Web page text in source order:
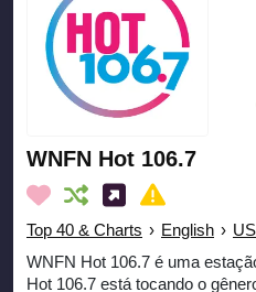
WNFN Hot 106.7
Top 40 & Charts › English ›
WNFN Hot 106.7 é uma
Hot 106.7 está tocando o